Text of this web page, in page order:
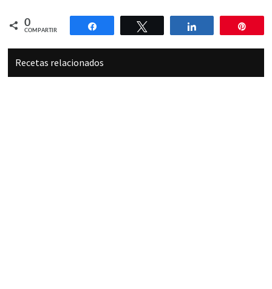
0
COMPARTIR
Compartir Compartir
Recetas relacionados